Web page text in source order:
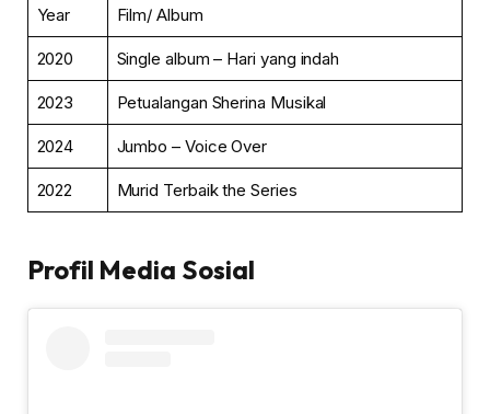
Year Film/ Album
2020 Single album – Hari yang indah
2023 Petualangan Sherina Musikal
2024 Jumbo – Voice Over
2022 Murid Terbaik the Series
Profil Media Sosial